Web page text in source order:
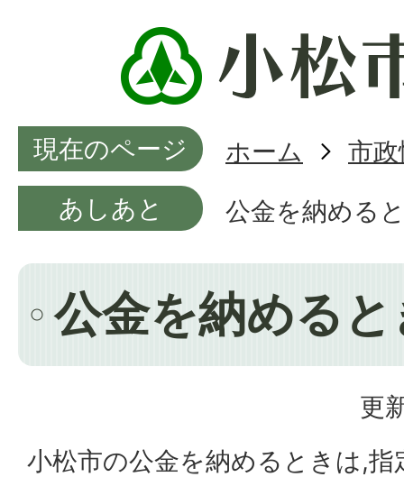
現在のページ ホーム
市
あしあと
公金を納める
公金を納める
更
小松市の公金を納めるときは,